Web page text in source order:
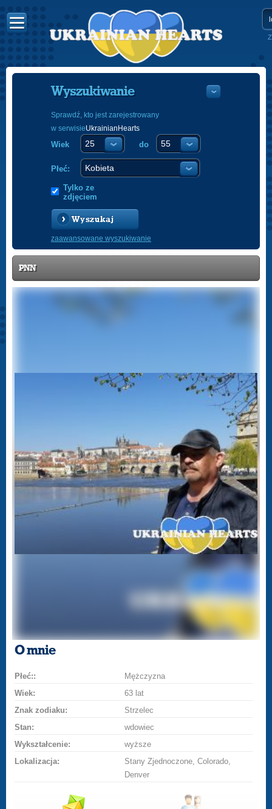
Wyszukiwanie
Sprawdź, kto jest zarejestrowany
w serwisieUkrainianHearts
Wiek do
Płeć:
Tylko ze
zdjęciem
Wyszukaj
zaawansowane wyszukiwanie
PNN
O mnie
Płeć::
Mężczyzna
Wiek:
63 lat
Znak zodiaku:
Strzelec
Stan:
wdowiec
Wykształcenie:
wyższe
Lokalizacja:
Stany Zjednoczone, Colorado,
Denver